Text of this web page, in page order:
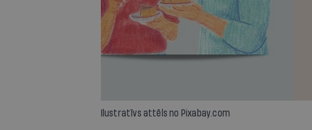
Ilustratīvs attēls no Pixabay.com